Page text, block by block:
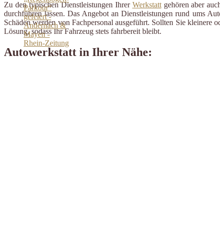
Zu den typischen Dienstleistungen Ihrer Werkstattgehören aber
durchführen lassen. Das Angebot an Dienstleistungen rund ums
Schäden werden von Fachpersonal ausgeführt. Sollten Sie
Lösung, sodass Ihr Fahrzeug stets fahrbereit bleibt.
Autowerkstatt in Ihrer Nähe: